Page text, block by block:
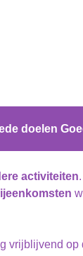
activiteiten
vrijblijvend op